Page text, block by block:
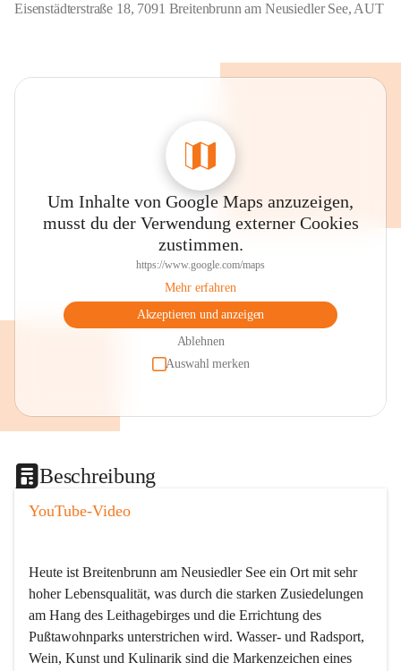
Eisenstädterstraße 18, 7091 Breitenbrunn am Neusiedler See, AUT
Um Inhalte von Google Maps anzuzeigen,
musst du der Verwendung externer Cookies
zustimmen.
https://www.google.com/maps
Mehr erfahren
Akzeptieren und anzeigen
Ablehnen
Auswahl merken
Beschreibung
YouTube-Video
Heute ist Breitenbrunn am Neusiedler See ein Ort mit sehr
hoher Lebensqualität, was durch die starken Zusiedelungen
am Hang des Leithagebirges und die Errichtung des
Pußtawohnparks unterstrichen wird. Wasser- und Radsport,
Wein, Kunst und Kulinarik sind die Markenzeichen eines